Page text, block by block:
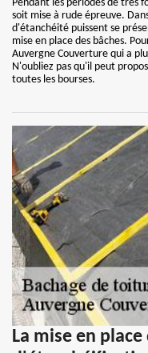
Pendant les périodes de très
soit mise à rude épreuve.
d'étanchéité puissent se
mise en place des bâches.
Auvergne Couverture qui a
N'oubliez pas qu'il peut
toutes les bourses.
La mise en